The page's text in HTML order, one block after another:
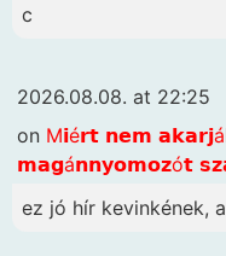
c
2026.08.08. at 22:25
on M𝗶é𝗿𝘁 𝗻𝗲𝗺
𝗺𝗮𝗴á𝗻𝗻𝘆𝗼𝗺𝗼𝘇ó𝘁
ez jó hír kevinkének,